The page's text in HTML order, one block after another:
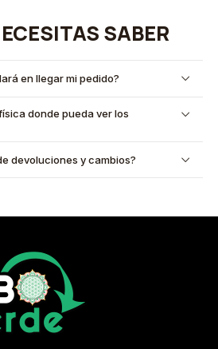
SABER
en llegar mi pedido?
donde pueda ver los
devoluciones y cambios?